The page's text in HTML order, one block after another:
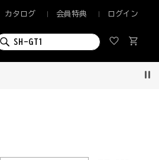
カタログ 会員特典 ログイン